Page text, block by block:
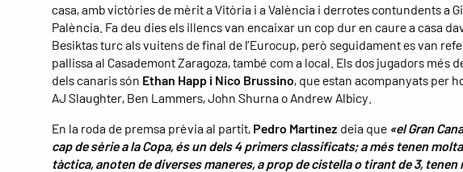
casa, amb victòries de mèrit a Vitòria i a València i derrotes contundents a
Palència. Fa deu dies els illencs van encaixar un cop dur en caure a casa
Besiktas turc als vuitens de final de l’Eurocup, però seguidament es van
pallissa al Casademont Zaragoza, també com a local. Els dos jugadors més
dels canaris són Ethan Happ i Nico Brussino, que estan acompanyats per
AJ Slaughter, Ben Lammers, John Shurna o Andrew Albicy.
En la roda de premsa prèvia al partit, Pedro Martínez deia que «el Gran
cap de sèrie a la Copa, és un dels 4 primers classificats; a més tenen
tàctica, anoten de diverses maneres, a prop de cistella o tirant de 3, tenen